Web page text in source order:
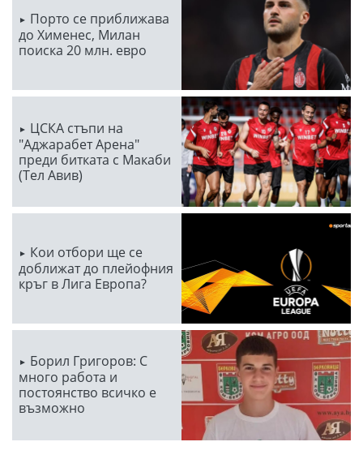
Порто се приближава
до Хименес, Милан
поиска 20 млн. евро
ЦСКА стъпи на
"Аджарабет Арена"
преди битката с Макаби
(Тел Авив)
Кои отбори ще се
доближат до плейофния
кръг в Лига Европа?
Борил Григоров: С
много работа и
постоянство всичко е
възможно